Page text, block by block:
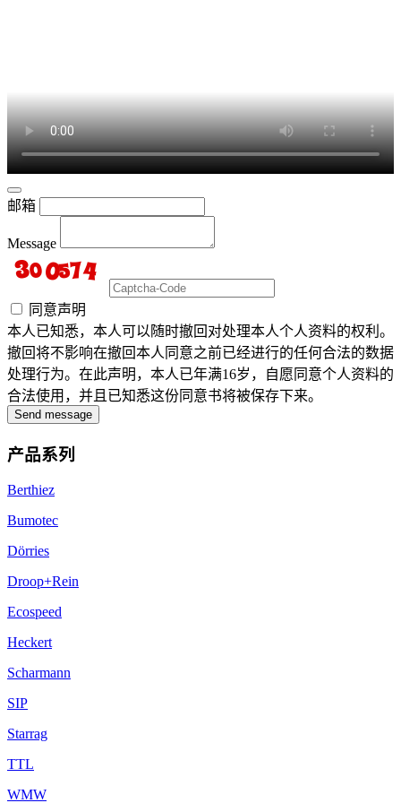
邮箱
Message
同意声明
本人已知悉，本人可以随时撤回对处理本人个人资料的权利。
撤回将不影响在撤回本人同意之前已经进行的任何合法的数据
处理行为。在此声明，本人已年满16岁，自愿同意个人资料的
合法使用，并且已知悉这份同意书将被保存下来。
Send message
产品系列
Berthiez
Bumotec
Dörries
Droop+Rein
Ecospeed
Heckert
Scharmann
SIP
Starrag
TTL
WMW